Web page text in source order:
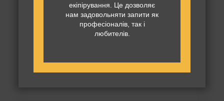
екіпірування. Це дозволяє
нам задовольняти запити як
професіоналів, так і
любителів.